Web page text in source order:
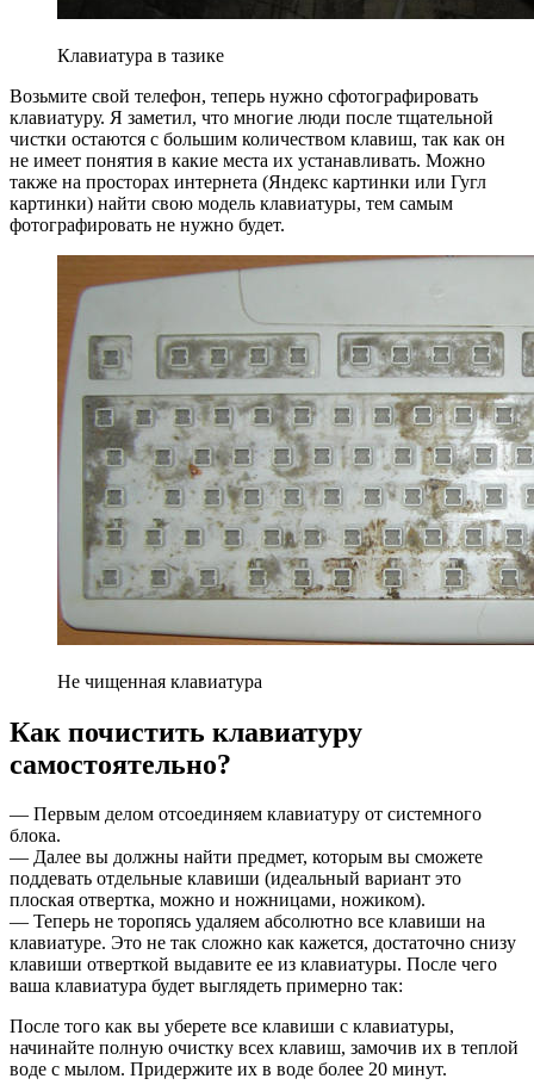
Клавиатура в тазике
Возьмите свой телефон, теперь нужно сфотографировать
клавиатуру. Я заметил, что многие люди после тщательной
чистки остаются с большим количеством клавиш, так как он
не имеет понятия в какие места их устанавливать. Можно
также на просторах интернета (Яндекс картинки или Гугл
картинки) найти свою модель клавиатуры, тем самым
фотографировать не нужно будет.
Не чищенная клавиатура
Как почистить клавиатуру
самостоятельно?
— Первым делом отсоединяем клавиатуру от системного
блока.
— Далее вы должны найти предмет, которым вы сможете
поддевать отдельные клавиши (идеальный вариант это
плоская отвертка, можно и ножницами, ножиком).
— Теперь не торопясь удаляем абсолютно все клавиши на
клавиатуре. Это не так сложно как кажется, достаточно снизу
клавиши отверткой выдавите ее из клавиатуры. После чего
ваша клавиатура будет выглядеть примерно так:
После того как вы уберете все клавиши с клавиатуры,
начинайте полную очистку всех клавиш, замочив их в теплой
воде с мылом. Придержите их в воде более 20 минут.